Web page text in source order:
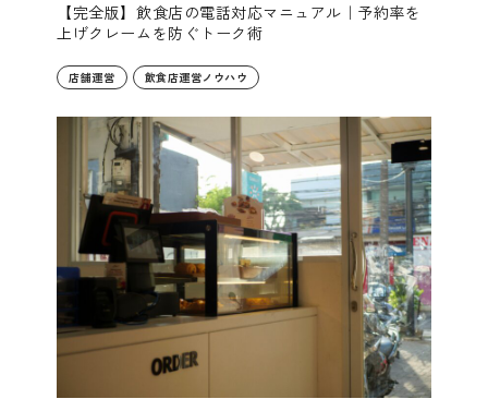
【完全版】飲食店の電話対応マニュアル｜予約率を
上げクレームを防ぐトーク術
店舗運営 飲食店運営ノウハウ